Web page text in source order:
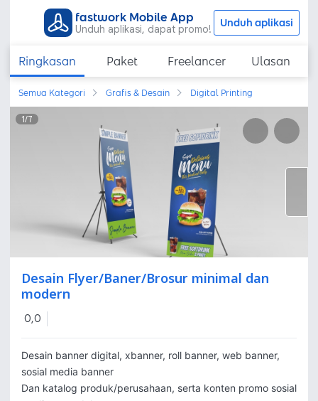
fastwork Mobile App
Unduh aplikasi, dapat promo! Unduh aplikasi
Ringkasan Paket Freelancer Ulasan
Semua Kategori Grafis & Desain Digital Printing
1/7
Desain Flyer/Baner/Brosur minimal dan
modern
0,0
Desain banner digital, xbanner, roll banner, web banner,
sosial media banner
Dan katalog produk/perusahaan, serta konten promo sosial